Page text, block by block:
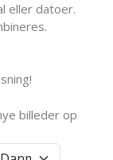
eller datoer.
billeder op